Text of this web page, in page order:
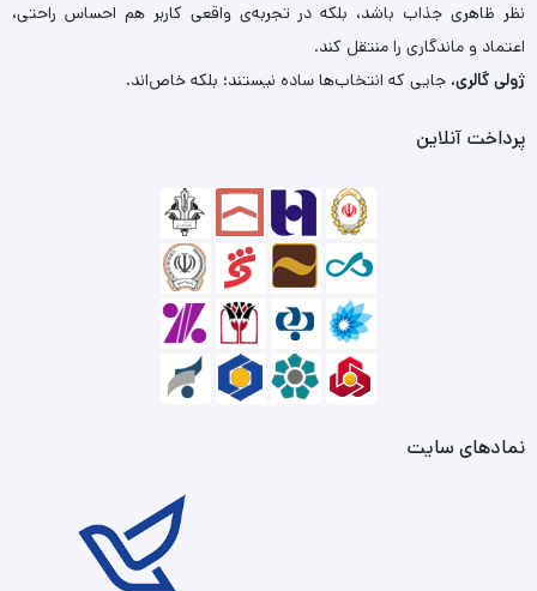
نظر ظاهری جذاب باشد، بلکه در تجربه‌ی واقعی کاربر هم احساس راحتی،
اعتماد و ماندگاری را منتقل کند.
ژولی گالری، جایی که انتخاب‌ها ساده نیستند؛ بلکه خاص‌اند.
پرداخت آنلاین
نمادهای سایت